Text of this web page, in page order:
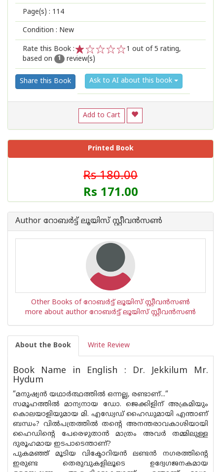
Page(s) : 114
Condition : New
Rate this Book :
2
1
1 out of 5 rating,
based on
1 review(s)
Share this Book Ask to AI about this book
Add to Cart
Printed Book
Rs 180.00
Rs 171.00
Author റോബര്‍ട്ട് ലൂയിസ് സ്റ്റീവന്‍സണ്‍
Other Books of റോബര്‍ട്ട് ലൂയിസ് സ്റ്റീവന്‍സണ്‍
more about author റോബര്‍ട്ട് ലൂയിസ് സ്റ്റീവന്‍സണ്‍
About the Book Write Review
Book Name in English : Dr. Jekkilum Mr.
Hydum
“മനുഷ്യൻ യഥാർത്ഥത്തിൽ ഒന്നല്ല, രണ്ടാണ്...“
സമൂഹത്തിൽ മാന്യനായ ഡോ. ജെക്കിളിന് അക്രമിയും
കൊലയാളിയുമായ മി. എഡ്വേഡ് ഹൈഡുമായി എന്താണ്
ബന്ധം? വിൽപത്രത്തിൽ തന്റെ അനന്തരാവകാശിയായി
ഹൈഡിന്റെ പേരെഴുതാൻ മാത്രം അവർ തമ്മിലുള്ള
ദുരൂഹമായ ഇടപാടെന്താണ്?
പുകമഞ്ഞ് മൂടിയ വി‌ക്ടോറിയൻ ലണ്ടൻ നഗരത്തിൻ്റെ
ഇരുണ്ട തെരുവുകളിലൂടെ ഉദ്വേഗജനകമായ